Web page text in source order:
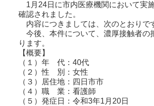
1月24日に市内医療機関において実
確認されました。
内容につきましては、次のとおりで
今後、本件について、濃厚接触者の
ります。
【概要】
（１）年 代：40代
（２）性 別：女性
（３）居住地：四日市市
（４）職 業：看護師
（５）発症日：令和3年1月20日